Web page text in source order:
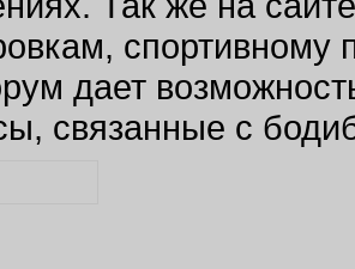
спортивному
дает
связанные с